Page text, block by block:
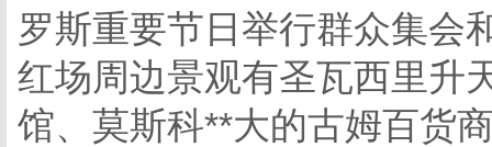
罗斯重要节日举行群众集会
红场周边景观有圣瓦西里升
馆、莫斯科**大的古姆百货